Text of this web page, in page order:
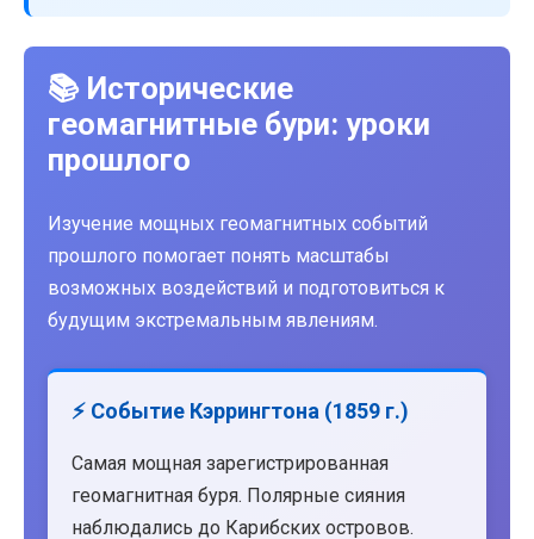
📚 Исторические
геомагнитные бури: уроки
прошлого
Изучение мощных геомагнитных событий
прошлого помогает понять масштабы
возможных воздействий и подготовиться к
будущим экстремальным явлениям.
⚡ Событие Кэррингтона (1859 г.)
Самая мощная зарегистрированная
геомагнитная буря. Полярные сияния
наблюдались до Карибских островов.